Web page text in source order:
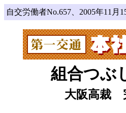
自交労働者No.657、2005年11月
組合つぶ
大阪高裁